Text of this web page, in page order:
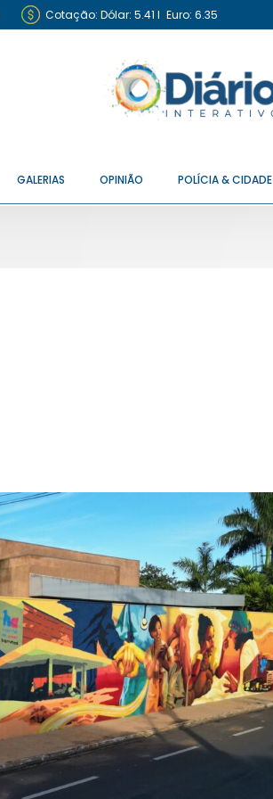
Cotação: Dólar: 5.41 I Euro: 6.35
GALERIAS OPINIÃO POLÍCIA & CIDADE